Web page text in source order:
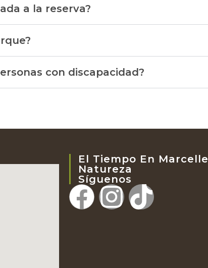
a la reserva?
con discapacidad?
El Tiempo En Marcelle
Natureza
Síguenos